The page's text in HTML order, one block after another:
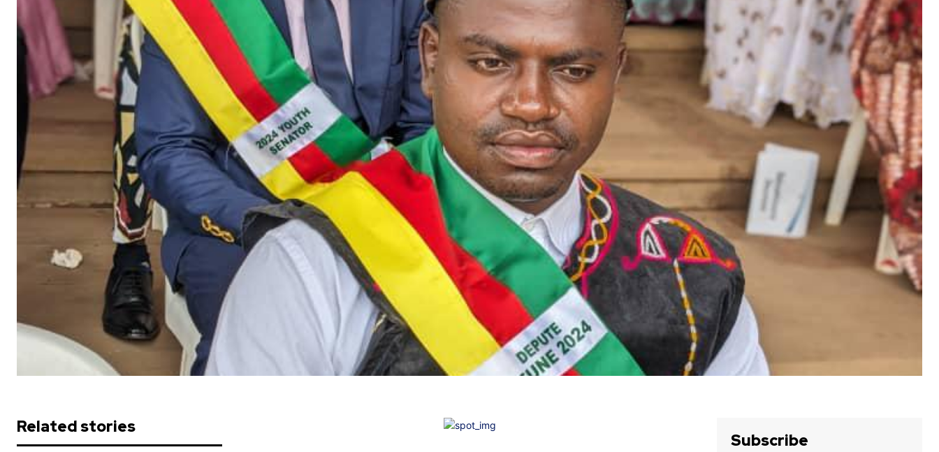
Related stories
Subscribe